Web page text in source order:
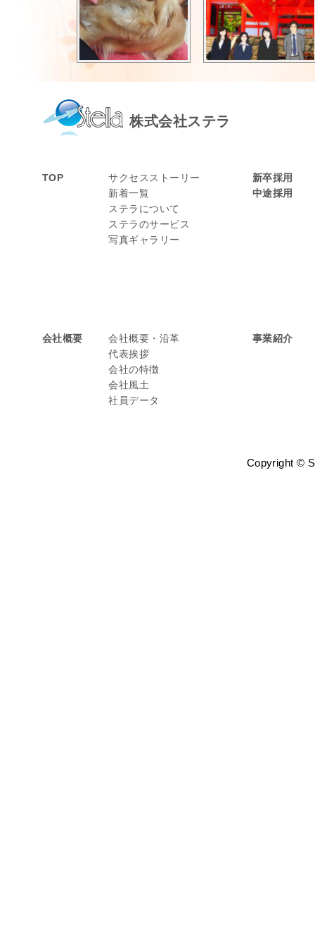
株式会社ステラ
TOP
サクセスストーリー
新着一覧
ステラについて
ステラのサービス
写真ギャラリー
新卒採用
中途採用
会社概要
会社概要・沿革
代表挨拶
会社の特徴
会社風土
社員データ
事業紹介
Copyright ©